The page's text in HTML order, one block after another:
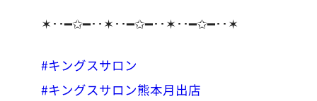
✶･･━✩━･･✶･･━✩━･･✶･･━✩━･･✶
#キングスサロン
#キングスサロン熊本月出店